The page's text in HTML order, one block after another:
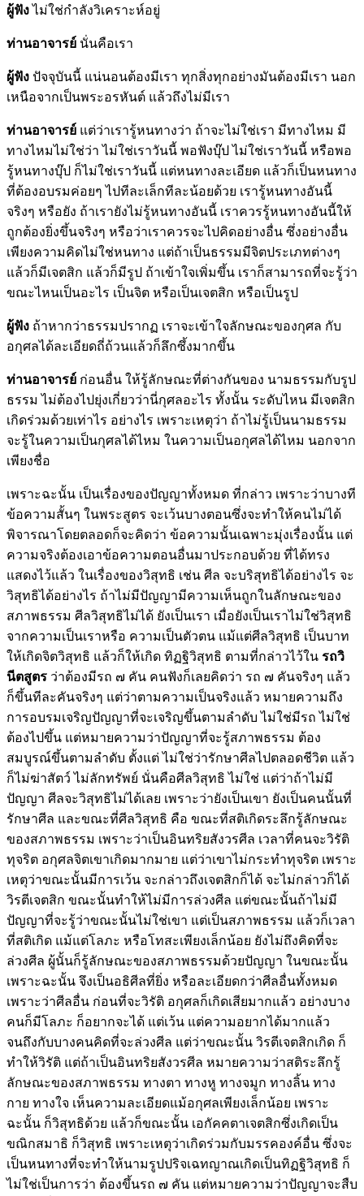
ผู้ฟังไม่ใช่กำลังวิเคราะห์อยู่
ท่านอาจารย์ นั่นคือเรา
ผู้ฟัง ปัจจุบันนี้ แน่นอนต้องมีเรา ทุกสิ่งทุกอย่างมันต้องมีเรา นอก
เหนือจากเป็นพระอรหันต์ แล้วถึงไม่มีเรา
ท่านอาจารย์ แต่ว่าเรารู้หนทางว่า ถ้าจะไม่ใช่เรา มีทางไหม มี
ทางไหมไม่ใช่ว่า ไม่ใช่เราวันนี้ พอฟังบุ๊ป ไม่ใช่เราวันนี้ หรือพอ
รู้หนทางบุ๊ป ก็ไม่ใช่เราวันนี้ แต่หนทางละเอียด แล้วก็เป็นหนทาง
ที่ต้องอบรมค่อยๆ ไปทีละเล็กทีละน้อยด้วย เรารู้หนทางอันนี้
จริงๆ หรือยัง ถ้าเรายังไม่รู้หนทางอันนี้ เราควรรู้หนทางอันนี้ให้
ถูกต้องยิ่งขึ้นจริงๆ หรือว่าเราควรจะไปคิดอย่างอื่น ซึ่งอย่างอื่น
เพียงความคิดไม่ใช่หนทาง แต่ถ้าเป็นธรรมมีจิตประเภทต่างๆ
แล้วก็มีเจตสิก แล้วก็มีรูป ถ้าเข้าใจเพิ่มขึ้น เราก็สามารถที่จะรู้ว่า
ขณะไหนเป็นอะไร เป็นจิต หรือเป็นเจตสิก หรือเป็นรูป
ผู้ฟัง ถ้าหากว่าธรรมปรากฏ เราจะเข้าใจลักษณะของกุศล กับ
อกุศลได้ละเอียดถี่ถ้วนแล้วก็ลึกซึ้งมากขึ้น
ท่านอาจารย์ ก่อนอื่น ให้รู้ลักษณะที่ต่างกันของ นามธรรมกับรูป
ธรรม ไม่ต้องไปยุ่งเกี่ยวว่านี่กุศลอะไร ทั้งนั้น ระดับไหน มีเจตสิก
เกิดร่วมด้วยเท่าไร อย่างไร เพราะเหตุว่า ถ้าไม่รู้เป็นนามธรรม
จะรู้ในความเป็นกุศลได้ไหม ในความเป็นอกุศลได้ไหม นอกจาก
เพียงชื่อ
เพราะฉะนั้น เป็นเรื่องของปัญญาทั้งหมด ที่กล่าว เพราะว่าบางที
ข้อความสั้นๆ ในพระสูตร จะเว้นบางตอนซึ่งจะทำให้คนไม่ได้
พิจารณาโดยตลอดก็จะคิดว่า ข้อความนั้นเฉพาะมุ่งเรื่องนั้น แต่
ความจริงต้องเอาข้อความตอนอื่นมาประกอบด้วย ที่ได้ทรง
แสดงไว้แล้ว ในเรื่องของวิสุทธิ เช่น ศีล จะบริสุทธิได้อย่างไร จะ
วิสุทธิได้อย่างไร ถ้าไม่มีปัญญามีความเห็นถูกในลักษณะของ
สภาพธรรม ศีลวิสุทธิไม่ได้ ยังเป็นเรา เมื่อยังเป็นเราไม่ใช่วิสุทธิ
จากความเป็นเราหรือ ความเป็นตัวตน แม้แต่ศีลวิสุทธิ เป็นบาท
ให้เกิดจิตวิสุทธิ แล้วก็ให้เกิด ทิฏฐิวิสุทธิ ตามที่กล่าวไว้ใน รถวิ
นีตสูตร ว่าต้องมีรถ ๗ คัน คนฟังก็เลยคิดว่า รถ ๗ คันจริงๆ แล้ว
ก็ขึ้นทีละคันจริงๆ แต่ว่าตามความเป็นจริงแล้ว หมายความถึง
การอบรมเจริญปัญญาที่จะเจริญขึ้นตามลำดับ ไม่ใช่มีรถ ไม่ใช่
ต้องไปขึ้น แต่หมายความว่าปัญญาที่จะรู้สภาพธรรม ต้อง
สมบูรณ์ขึ้นตามลำดับ ตั้งแต่ ไม่ใช่ว่ารักษาศีลไปตลอดชีวิต แล้ว
ก็ไม่ฆ่าสัตว์ ไม่ลักทรัพย์ นั่นคือศีลวิสุทธิ ไม่ใช่ แต่ว่าถ้าไม่มี
ปัญญา ศีลจะวิสุทธิไม่ได้เลย เพราะว่ายังเป็นเขา ยังเป็นคนนั้นที่
รักษาศีล และขณะที่ศีลวิสุทธิ คือ ขณะที่สติเกิดระลึกรู้ลักษณะ
ของสภาพธรรม เพราะว่าเป็นอินทริยสังวรศีล เวลาที่คนจะวิรัติ
ทุจริต อกุศลจิตเขาเกิดมากมาย แต่ว่าเขาไม่กระทำทุจริต เพราะ
เหตุว่าขณะนั้นมีการเว้น จะกล่าวถึงเจตสิกก็ได้ จะไม่กล่าวก็ได้
วิรตีเจตสิก ขณะนั้นทำให้ไม่มีการล่วงศีล แต่ขณะนั้นถ้าไม่มี
ปัญญาที่จะรู้ว่าขณะนั้นไม่ใช่เขา แต่เป็นสภาพธรรม แล้วก็เวลา
ที่สติเกิด แม้แต่โลภะ หรือโทสะเพียงเล็กน้อย ยังไม่ถึงคิดที่จะ
ล่วงศีล ผู้นั้นก็รู้ลักษณะของสภาพธรรมด้วยปัญญา ในขณะนั้น
เพราะฉะนั้น จึงเป็นอธิศีลที่ยิ่ง หรือละเอียดกว่าศีลอื่นทั้งหมด
เพราะว่าศีลอื่น ก่อนที่จะวิรัติ อกุศลก็เกิดเสียมากแล้ว อย่างบาง
คนก็มีโลภะ ก็อยากจะได้ แต่เว้น แต่ความอยากได้มากแล้ว
จนถึงกับบางคนคิดที่จะล่วงศีล แต่ว่าขณะนั้น วิรตีเจตสิกเกิด ก็
ทำให้วิรัติ แต่ถ้าเป็นอินทริยสังวรศีล หมายความว่าสติระลึกรู้
ลักษณะของสภาพธรรม ทางตา ทางหู ทางจมูก ทางลิ้น ทาง
กาย ทางใจ เห็นความละเอียดแม้อกุศลเพียงเล็กน้อย เพราะ
ฉะนั้น ก็วิสุทธิด้วย แล้วก็ขณะนั้น เอกัคคตาเจตสิกซึ่งเกิดเป็น
ขณิกสมาธิ ก็วิสุทธิ เพราะเหตุว่าเกิดร่วมกับมรรคองค์อื่น ซึ่งจะ
เป็นหนทางที่จะทำให้นามรูปปริจเฉทญาณเกิดเป็นทิฏฐิวิสุทธิ ก็
ไม่ใช่เป็นการว่า ต้องขึ้นรถ ๗ คัน แต่หมายความว่าปัญญาจะสืบ